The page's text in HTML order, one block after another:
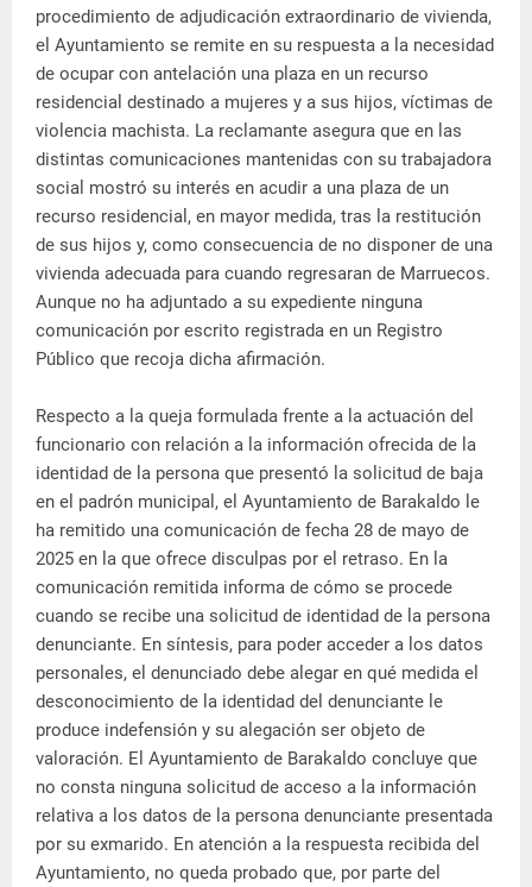
procedimiento de adjudicación extraordinario de vivienda,
el Ayuntamiento se remite en su respuesta a la necesidad
de ocupar con antelación una plaza en un recurso
residencial destinado a mujeres y a sus hijos, víctimas de
violencia machista. La reclamante asegura que en las
distintas comunicaciones mantenidas con su trabajadora
social mostró su interés en acudir a una plaza de un
recurso residencial, en mayor medida, tras la restitución
de sus hijos y, como consecuencia de no disponer de una
vivienda adecuada para cuando regresaran de Marruecos.
Aunque no ha adjuntado a su expediente ninguna
comunicación por escrito registrada en un Registro
Público que recoja dicha afirmación.
Respecto a la queja formulada frente a la actuación del
funcionario con relación a la información ofrecida de la
identidad de la persona que presentó la solicitud de baja
en el padrón municipal, el Ayuntamiento de Barakaldo le
ha remitido una comunicación de fecha 28 de mayo de
2025 en la que ofrece disculpas por el retraso. En la
comunicación remitida informa de cómo se procede
cuando se recibe una solicitud de identidad de la persona
denunciante. En síntesis, para poder acceder a los datos
personales, el denunciado debe alegar en qué medida el
desconocimiento de la identidad del denunciante le
produce indefensión y su alegación ser objeto de
valoración. El Ayuntamiento de Barakaldo concluye que
no consta ninguna solicitud de acceso a la información
relativa a los datos de la persona denunciante presentada
por su exmarido. En atención a la respuesta recibida del
Ayuntamiento, no queda probado que, por parte del